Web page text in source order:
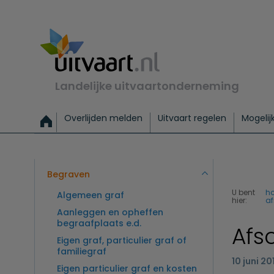
Landelijke uitvaartonderneming
Overlijden melden Uitvaart regelen
Exclusieve uitvaart Begrafenis Basis
Begraven
Algemeen graf
Aanleggen en opheffen
begraafplaats e.d.
Eigen graf, particulier graf of
familiegraf
Eigen particulier graf en kosten
U bent
hier:
10 juni